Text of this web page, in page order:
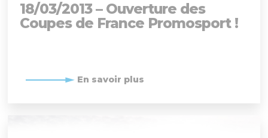
18/03/2013 – Ouverture des
Coupes de France Promosport !
En savoir plus